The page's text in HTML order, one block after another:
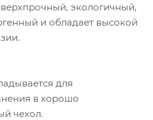
экологичный,
и обладает высокой
для
в хорошо
чехол.